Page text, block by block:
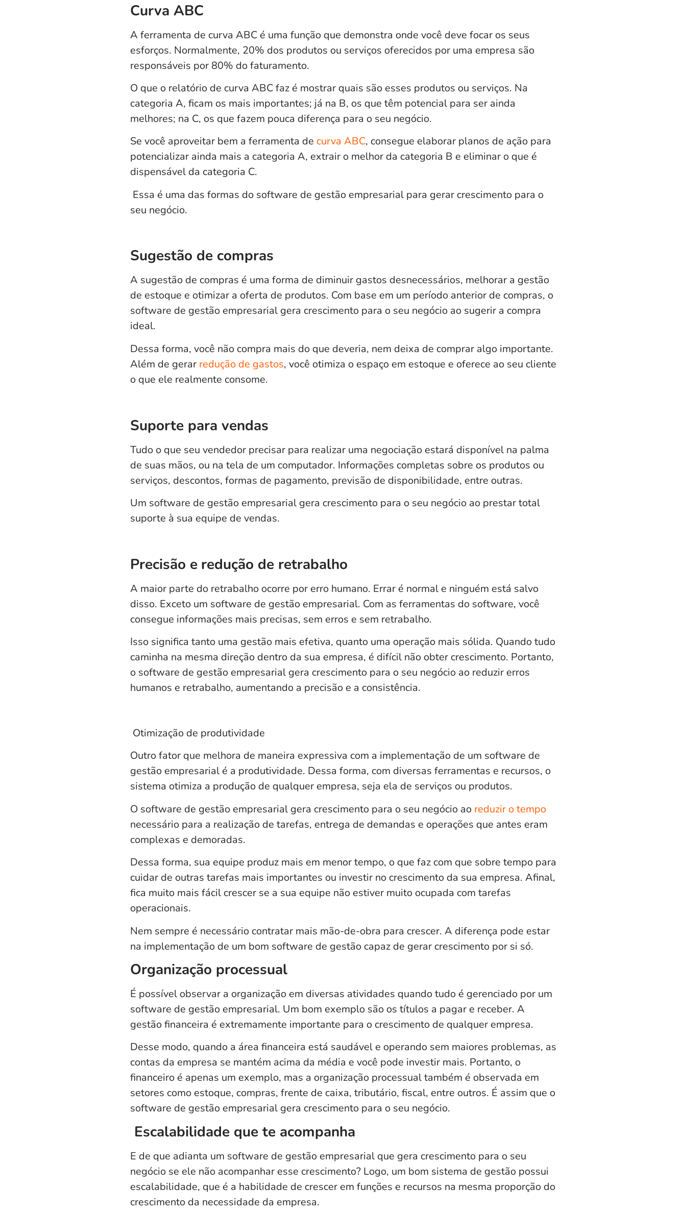
Curva ABC
A ferramenta de curva ABCé uma função que demonstra onde você deve focar os seus
esforços. Normalmente, 20% dos produtos ou serviços oferecidos por uma empresa são
responsáveis por 80% do faturamento.
O que o relatório de curva ABC faz é mostrar quais são esses produtos ou serviços. Na
categoria A, ficam os mais importantes; já na B, os que têm potencial para ser ainda
melhores; na C, os que fazem pouca diferença para o seu negócio.
Se você aproveitar bem a ferramenta de curva ABC, consegue elaborar planos de ação para
potencializar ainda mais a categoria A, extrair o melhor da categoria B e eliminar o que é
dispensável da categoria C.
Essa é uma das formas do software de gestão empresarialpara gerar crescimento para o
seu negócio.
Sugestão de compras
A sugestão de compras é uma forma de diminuir gastos desnecessários, melhorar a gestão
de estoque e otimizar a oferta de produtos. Com base em um período anterior de compras, o
software de gestão empresarial gera crescimento para o seu negócio ao sugerir a compra
ideal.
Dessa forma, você não compra mais do que deveria, nem deixa de comprar algo importante.
Além de gerarredução de gastos, você otimiza o espaço em estoque e oferece ao seu cliente
o que ele realmente consome.
Suporte para vendas
Tudo o que seu vendedor precisar para realizar uma negociação estará disponível na palma
de suas mãos, ou na tela de um computador. Informações completas sobre os produtos ou
serviços, descontos, formas de pagamento, previsão de disponibilidade, entre outras.
Um software de gestão empresarialgera crescimento para o seu negócio ao prestar total
suporte à sua equipe de vendas.
Precisão e redução de retrabalho
A maior parte do retrabalho ocorre por erro humano. Errar é normal e ninguém está salvo
disso. Exceto um software de gestão empresarial. Com as ferramentas do software, você
consegue informações mais precisas, sem erros e sem retrabalho.
Isso significa tanto uma gestão mais efetiva, quanto uma operação mais sólida. Quando tudo
caminha na mesma direção dentro da sua empresa, é difícil não obter crescimento. Portanto,
o software de gestão empresarial gera crescimento para o seu negócio ao reduzir erros
humanos e retrabalho, aumentando a precisão e a consistência.
Otimização de produtividade
Outro fator que melhora de maneira expressiva com a implementação de um software de
gestão empresarial é a produtividade. Dessa forma, com diversas ferramentas e recursos, o
sistema otimiza a produção de qualquer empresa, seja ela de serviços ou produtos.
O software de gestão empresarial gera crescimento para o seu negócio ao reduzir o tempo
necessário para a realização de tarefas, entrega de demandas e operações que antes eram
complexas e demoradas.
Dessa forma, sua equipe produz mais em menor tempo, o que faz com que sobre tempo para
cuidar de outras tarefas mais importantes ou investir no crescimento da sua empresa. Afinal,
fica muito mais fácil crescer se a sua equipe não estiver muito ocupada com tarefas
operacionais.
Nem sempre é necessário contratar mais mão-de-obra para crescer. A diferença pode estar
na implementação de um bom software de gestão capaz de gerar crescimento por si só.
Organização processual
É possível observar a organização em diversas atividades quando tudo é gerenciado por um
software de gestão empresarial. Um bom exemplo são os títulos a pagar e receber. A
gestão financeira é extremamente importante para o crescimento de qualquer empresa.
Desse modo, quando a área financeira está saudável e operando sem maiores problemas, as
contas da empresa se mantém acima da média e você pode investir mais. Portanto, o
financeiro é apenas um exemplo, mas a organização processual também é observada em
setores como estoque, compras, frente de caixa, tributário, fiscal, entre outros. É assim que o
software de gestão empresarial gera crescimento para o seu negócio.
Escalabilidade que te acompanha
E de que adianta um software de gestão empresarial que gera crescimento para o seu
negócio se ele não acompanhar esse crescimento? Logo, um bom sistema de gestão possui
escalabilidade, que é a habilidade de crescer em funções e recursos na mesma proporção do
crescimento da necessidade da empresa.